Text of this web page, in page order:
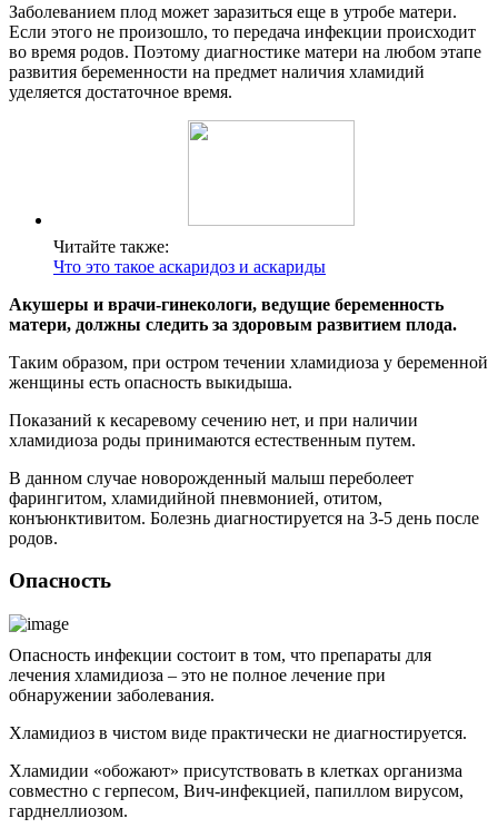
Заболеванием плод может заразиться еще в утробе матери.
Если этого не произошло, то передача инфекции происходит
во время родов. Поэтому диагностике матери на любом этапе
развития беременности на предмет наличия хламидий
уделяется достаточное время.
Читайте также:
Что это такое аскаридоз и аскариды
Акушеры и врачи-гинекологи, ведущие беременность
матери, должны следить за здоровым развитием плода.
Таким образом, при остром течении хламидиоза у беременной
женщины есть опасность выкидыша.
Показаний к кесаревому сечению нет, и при наличии
хламидиоза роды принимаются естественным путем.
В данном случае новорожденный малыш переболеет
фарингитом, хламидийной пневмонией, отитом,
конъюнктивитом. Болезнь диагностируется на 3-5 день после
родов.
Опасность
Опасность инфекции состоит в том, что препараты для
лечения хламидиоза – это не полное лечение при
обнаружении заболевания.
Хламидиоз в чистом виде практически не диагностируется.
Хламидии «обожают» присутствовать в клетках организма
совместно с герпесом, Вич-инфекцией, папиллом вирусом,
гарднеллиозом.